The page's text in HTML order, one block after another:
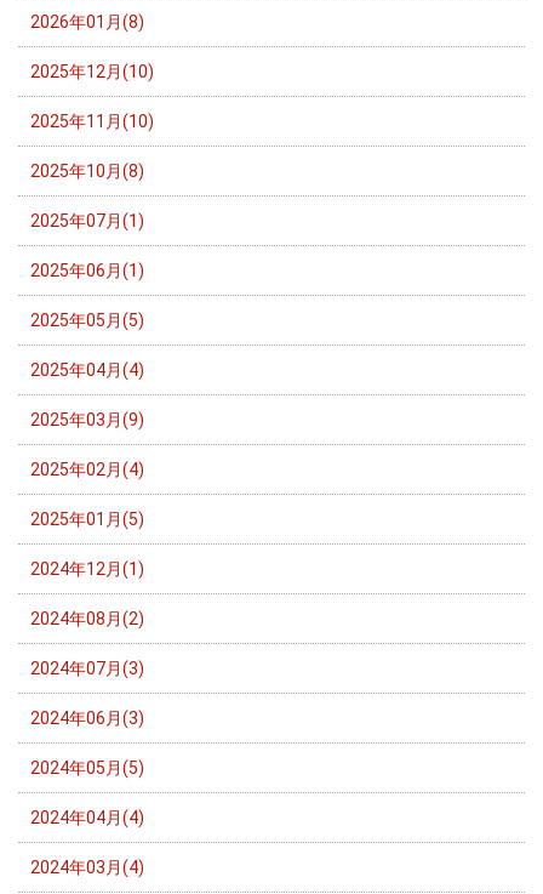
2026年01月(8)
2025年12月(10)
2025年11月(10)
2025年10月(8)
2025年07月(1)
2025年06月(1)
2025年05月(5)
2025年04月(4)
2025年03月(9)
2025年02月(4)
2025年01月(5)
2024年12月(1)
2024年08月(2)
2024年07月(3)
2024年06月(3)
2024年05月(5)
2024年04月(4)
2024年03月(4)